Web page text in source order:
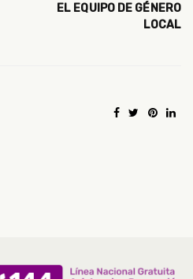
EL EQUIPO DE GÉNERO
LOCAL